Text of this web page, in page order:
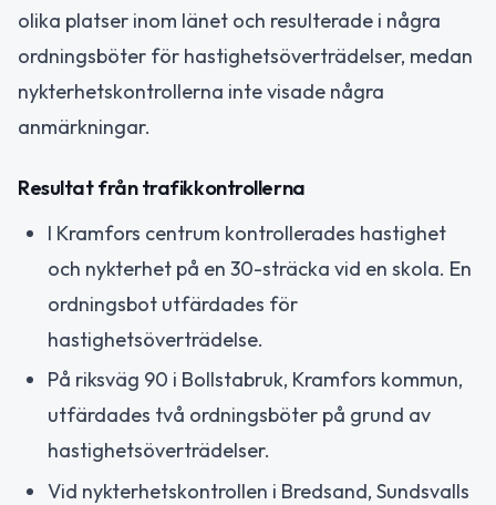
olika platser inom länet och resulterade i några
ordningsböter för hastighetsöverträdelser, medan
nykterhetskontrollerna inte visade några
anmärkningar.
Resultat från trafikkontrollerna
I Kramfors centrum kontrollerades hastighet
och nykterhet på en 30-sträcka vid en skola. En
ordningsbot utfärdades för
hastighetsöverträdelse.
På riksväg 90 i Bollstabruk, Kramfors kommun,
utfärdades två ordningsböter på grund av
hastighetsöverträdelser.
Vid nykterhetskontrollen i Bredsand, Sundsvalls